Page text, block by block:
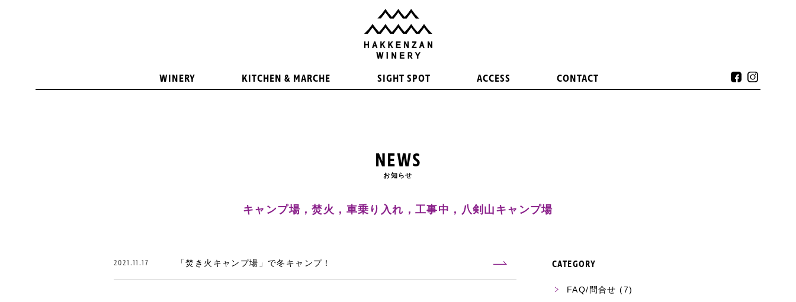
WINERY KITCHEN & MARCHE SIGHT SPOT ACCESS CONTACT
NEWS
お知らせ
キャンプ場，焚火，車乗り入れ，工事中，八剣山キャンプ場
2021.11.17 「焚き火キャンプ場」で冬キャンプ！ CATEGORY
FAQ/問合せ (7)